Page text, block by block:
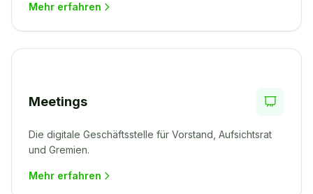
Mehr erfahren
Meetings
Die digitale Geschäftsstelle für Vorstand, Aufsichtsrat
und Gremien.
Mehr erfahren